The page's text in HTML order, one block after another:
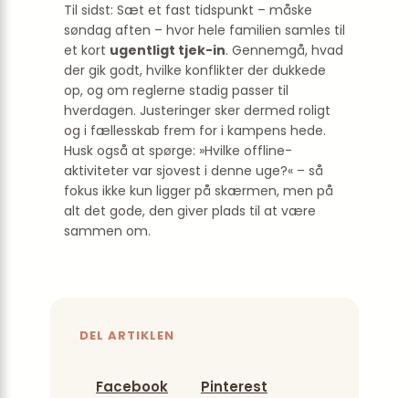
Til sidst: Sæt et fast tidspunkt – måske
søndag aften – hvor hele familien samles til
et kort ugentligt tjek-in. Gennemgå, hvad
der gik godt, hvilke konflikter der dukkede
op, og om reglerne stadig passer til
hverdagen. Justeringer sker dermed roligt
og i fællesskab frem for i kampens hede.
Husk også at spørge: »Hvilke offline-
aktiviteter var sjovest i denne uge?« – så
fokus ikke kun ligger på skærmen, men på
alt det gode, den giver plads til at være
sammen om.
DEL ARTIKLEN
Facebook Pinterest